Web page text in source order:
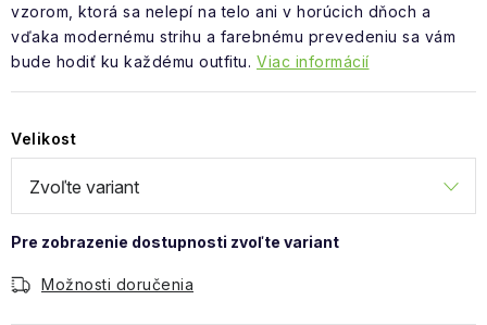
vzorom, ktorá sa nelepí na telo ani v horúcich dňoch a
vďaka modernému strihu a farebnému prevedeniu sa vám
bude hodiť ku každému outfitu. Viac informácií
Velikost
Možnosti doručenia